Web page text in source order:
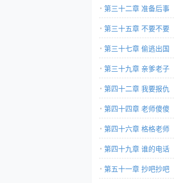
第三十二章 准备后事
第三十五章 不要不要
第三十七章 偷逃出国
第三十九章 亲爹老子
第四十二章 我要报仇
第四十四章 老师傻傻
第四十六章 格格老师
第四十九章 谁的电话
第五十一章 抄吧抄吧